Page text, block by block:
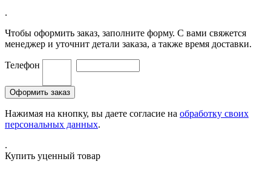
.
Чтобы оформить заказ, заполните форму. С вами свяжется
менеджер и уточнит детали заказа, а также время доставки.
Телефон
Нажимая на кнопку, вы даете согласие на обработку своих
персональных данных.
.
Купить уценный товар